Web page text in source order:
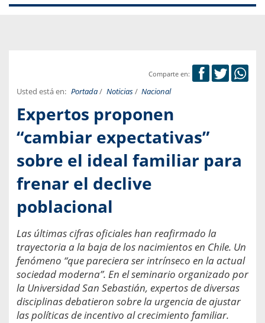
Comparte en:
Usted está en: Portada/ Noticias/ Nacional
Expertos proponen
“cambiar expectativas”
sobre el ideal familiar para
frenar el declive
poblacional
Las últimas cifras oficiales han reafirmado la
trayectoria a la baja de los nacimientos en Chile. Un
fenómeno “que pareciera ser intrínseco en la actual
sociedad moderna”. En el seminario organizado por
la Universidad San Sebastián, expertos de diversas
disciplinas debatieron sobre la urgencia de ajustar
las políticas de incentivo al crecimiento familiar.